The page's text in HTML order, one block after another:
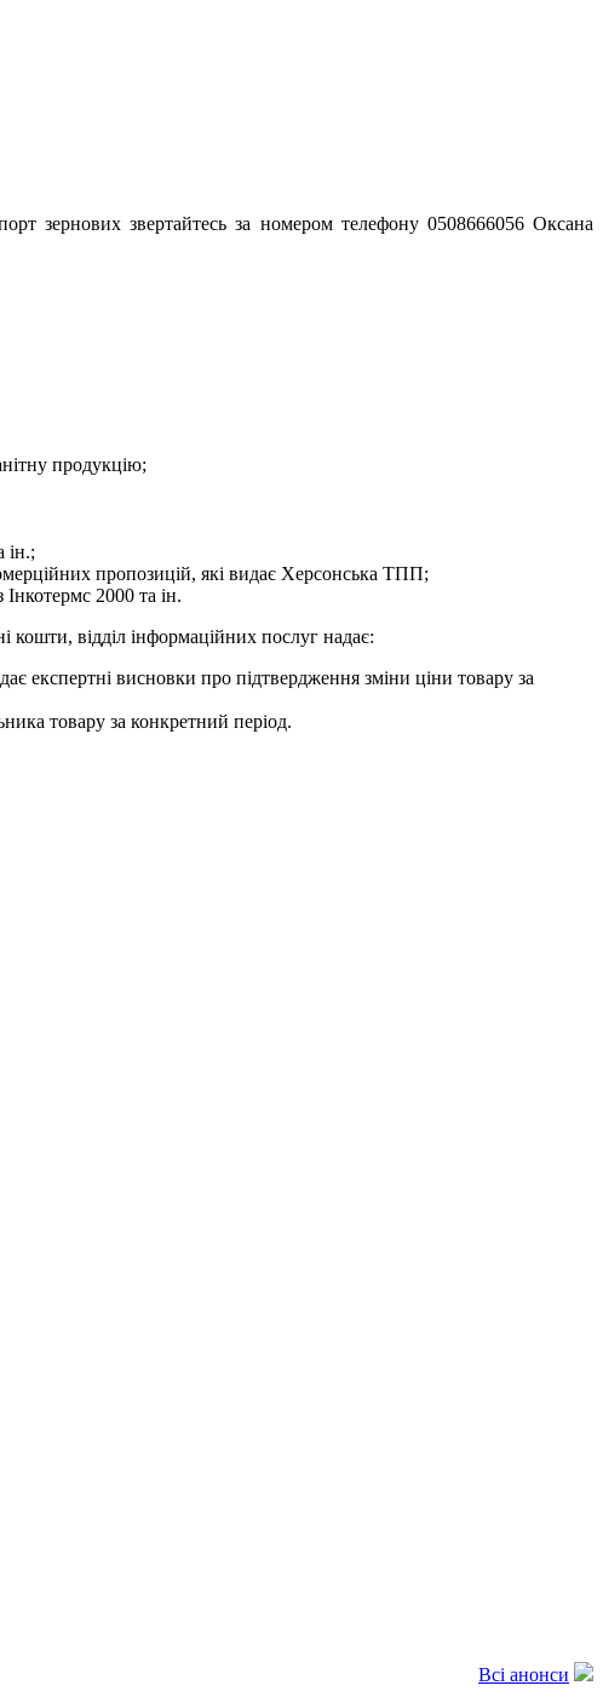
зернових звертайтесь за номером телефону 0508666056 Оксана
продукцію;
ін.;
пропозицій, які видає Херсонська ТПП;
Інкотермс 2000 та ін.
кошти, відділ інформаційних послуг надає:
експертні висновки про підтвердження зміни ціни товару за
товару за конкретний період.
Всі анонси